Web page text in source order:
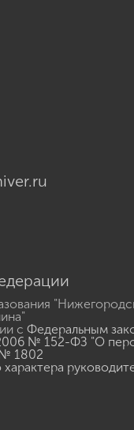
с Федеральным
№ 152-ФЗ "О
1802